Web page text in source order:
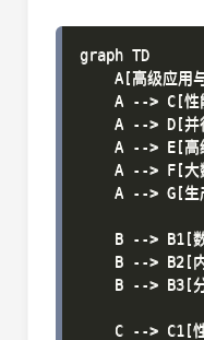
graph TD
A[高级应用
A --> C[性
A --> D[并
A --> E[高
A --> F[大
A --> G[生
B --> B1[
B --> B2[
B --> B3[
C --> C1[